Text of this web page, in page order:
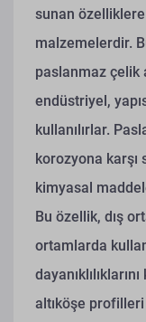
sunan
malzemelerdir.
paslanmaz çelik
endüstriyel,
kullanılırlar.
korozyona karşı
kimyasal
Bu özellik, dış
ortamlarda
altıköşe profilleri